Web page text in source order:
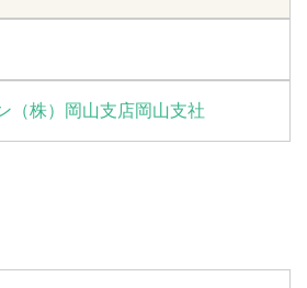
（株）岡山支店岡山支社